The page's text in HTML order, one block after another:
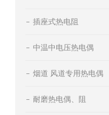
插座式热电阻
中温中电压热电偶
烟道 风道专用热电偶
耐磨热电偶、阻